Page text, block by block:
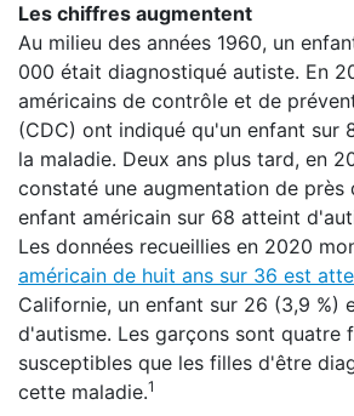
Les chiffres augmentent
Au milieu des années 1960, un
000 était diagnostiqué autiste. En
américains de contrôle et de
(CDC) ont indiqué qu'un enfant sur
la maladie. Deux ans plus tard, en
constaté une augmentation de près
enfant américain sur 68 atteint
Les données recueillies en 2020
américain de huit ans sur 36 est
Californie, un enfant sur 26 (3,9 %)
d'autisme. Les garçons sont quatre
susceptibles que les filles d'être
cette maladie.1